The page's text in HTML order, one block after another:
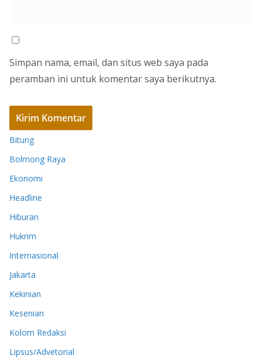
Simpan nama, email, dan situs web saya pada
peramban ini untuk komentar saya berikutnya.
Bitung
Bolmong Raya
Ekonomi
Headline
Hiburan
Hukrim
Internasional
Jakarta
Kekinian
Kesenian
Kolom Redaksi
Lipsus/Advetorial